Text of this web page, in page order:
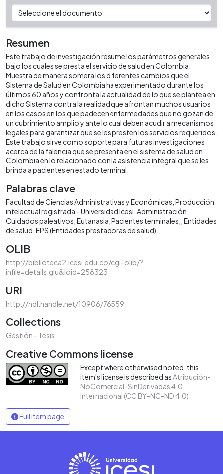
Resumen
Este trabajo de investigación resume los parámetros generales
bajo los cuales se presta el servicio de salud en Colombia.
Muestra de manera somera los diferentes cambios que el
Sistema de Salud en Colombia ha experimentado durante los
últimos 60 años y confronta la actualidad de lo que se plantea en
dicho Sistema contra la realidad que afrontan muchos usuarios
en los casos en los que padecen enfermedades que no gozan de
un cubrimiento amplio y ante lo cual deben acudir a mecanismos
legales para garantizar que se les presten los servicios requeridos.
Este trabajo sirve como soporte para futuras investigaciones
acerca de la falencia que se presenta en el sistema de salud en
Colombia en lo relacionado con la asistencia integral que se les
brinda a pacientes en estado terminal.
Palabras clave
Facultad de Ciencias Administrativas y Económicas Producción
intelectual registrada - Universidad Icesi Administración
Cuidados paleativos Eutanasia Pacientes terminales; Entidades
de salud EPS (Entidades prestadoras de salud)
OLIB
http://biblioteca2.icesi.edu.co/cgi-olib/?
infile=details.glu&loid=258323
URI
http://hdl.handle.net/10906/76559
Collections
Gestión - Tesis
Creative Commons license
Except where otherwised noted, this
item's license is described asAtribución-
NoComercial-SinDerivadas 4.0
Internacional (CC BY-NC-ND 4.0)
Full item page